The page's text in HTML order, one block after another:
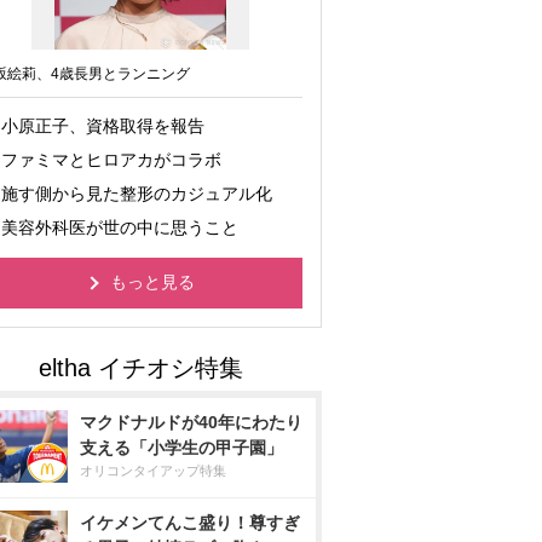
絵莉、4歳長男とランニング
小原正子、資格取得を報告
ファミマとヒロアカがコラボ
施す側から見た整形のカジュアル化
美容外科医が世の中に思うこと
もっと見る
マクドナルドが40年にわたり
支える「小学生の甲子園」
オリコンタイアップ特集
イケメンてんこ盛り！尊すぎ